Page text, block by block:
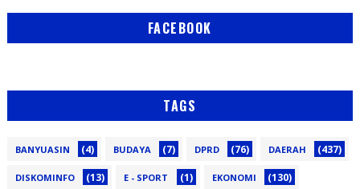
FACEBOOK
TAGS
BANYUASIN (4) BUDAYA (7) DPRD (76) DAERAH (437)
DISKOMINFO (13) E - SPORT (1) EKONOMI (130)